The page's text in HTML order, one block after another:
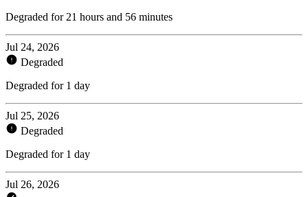
Degraded for 21 hours and 56 minutes
Jul 24, 2026
Degraded
Degraded for 1 day
Jul 25, 2026
Degraded
Degraded for 1 day
Jul 26, 2026